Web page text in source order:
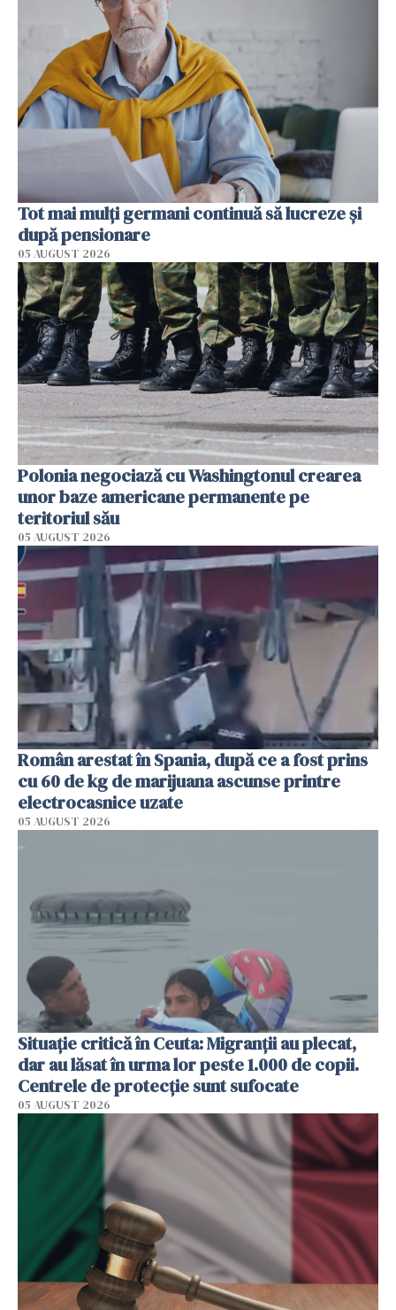
Tot mai mulți germani continuă să lucreze și
după pensionare
05 AUGUST 2026
Polonia negociază cu Washingtonul crearea
unor baze americane permanente pe
teritoriul său
05 AUGUST 2026
Român arestat în Spania, după ce a fost prins
cu 60 de kg de marijuana ascunse printre
electrocasnice uzate
05 AUGUST 2026
Situație critică în Ceuta: Migranții au plecat,
dar au lăsat în urma lor peste 1.000 de copii.
Centrele de protecție sunt sufocate
05 AUGUST 2026